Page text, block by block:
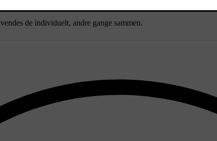
de individuelt, andre gange sammen.